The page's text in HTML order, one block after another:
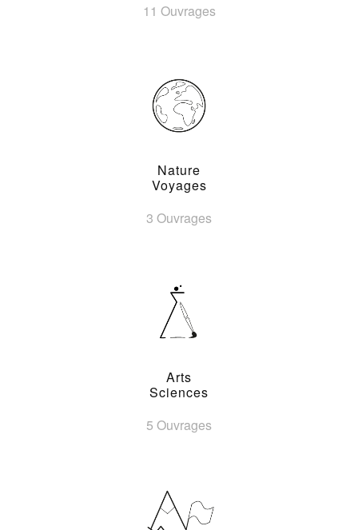
11 Ouvrages
Nature
Voyages
3 Ouvrages
Arts
Sciences
5 Ouvrages